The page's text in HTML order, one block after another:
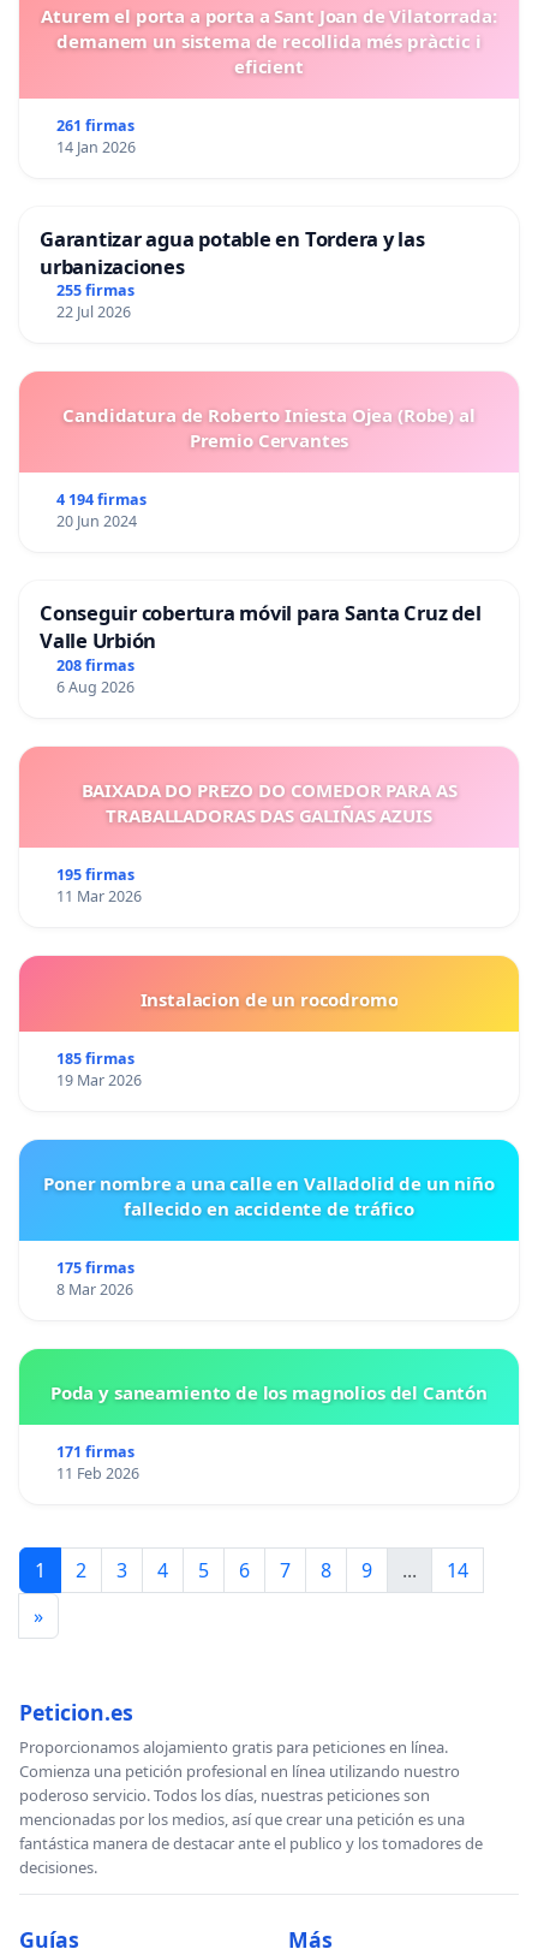
Aturem el porta a porta a Sant Joan de Vilatorrada:
demanem un sistema de recollida més pràctic i
eficient
261 firmas
14 Jan 2026
Garantizar agua potable en Tordera y las
urbanizaciones
255 firmas
22 Jul 2026
Candidatura de Roberto Iniesta Ojea (Robe) al
Premio Cervantes
4 194 firmas
20 Jun 2024
Conseguir cobertura móvil para Santa Cruz del
Valle Urbión
208 firmas
6 Aug 2026
BAIXADA DO PREZO DO COMEDOR PARA AS
TRABALLADORAS DAS GALIÑAS AZUIS
195 firmas
11 Mar 2026
Instalacion de un rocodromo
185 firmas
19 Mar 2026
Poner nombre a una calle en Valladolid de un niño
fallecido en accidente de tráfico
175 firmas
8 Mar 2026
Poda y saneamiento de los magnolios del Cantón
171 firmas
11 Feb 2026
1 2 3 4 5 6 7 8 9 ...
14
»
Peticion.es
Proporcionamos alojamiento gratis para peticiones en línea.
Comienza una petición profesional en línea utilizando nuestro
poderoso servicio. Todos los días, nuestras peticiones son
mencionadas por los medios, así que crear una petición es una
fantástica manera de destacar ante el publico y los tomadores de
decisiones.
Guías Más